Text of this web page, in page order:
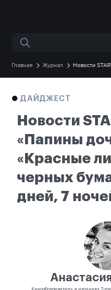
Поиск по сайту
Главная Журнал
Новости
ДАЙДЖЕСТ
Новости
«Папины
«Красные
черных
дней, 7
Кинообозреватель в изданиях